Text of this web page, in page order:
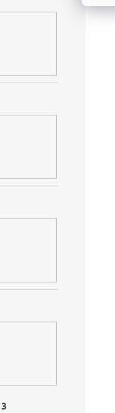
3